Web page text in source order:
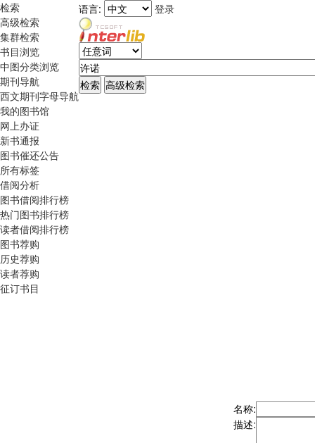
检索
高级检索
集群检索
书目浏览
中图分类浏览
期刊导航
西文期刊字母导航
我的图书馆
网上办证
新书通报
图书催还公告
所有标签
借阅分析
图书借阅排行榜
热门图书排行榜
读者借阅排行榜
图书荐购
历史荐购
读者荐购
征订书目
语言: 登录
名称:
描述: